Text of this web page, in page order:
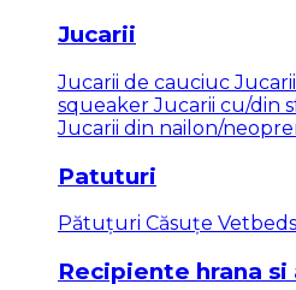
Jucarii
Jucarii de cauciuc
squeakerJucarii cu/din
Jucarii din nailon/
Patuturi
Pătuţuri Căsuțe Vetbeds
Recipiente hrana si